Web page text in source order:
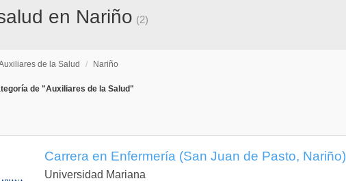
en Nariño (2)
de la Salud / Nariño
de "Auxiliares de la Salud"
Carrera en Enfermería (San Juan de Pasto, Nariño)
Universidad Mariana